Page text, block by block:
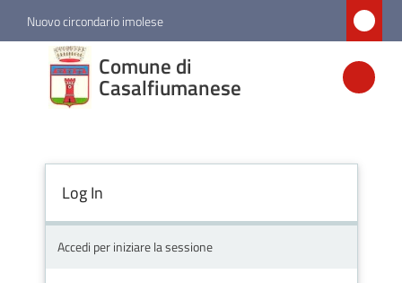
Vai al contenuto
Vai alla navigazione
Vai al footer
Nuovo circondario imolese
Comune di
Casalfiumanese
Comune di
Casalfiumanese
Amministrazione
Novità
Log In
Accedi per iniziare la sessione